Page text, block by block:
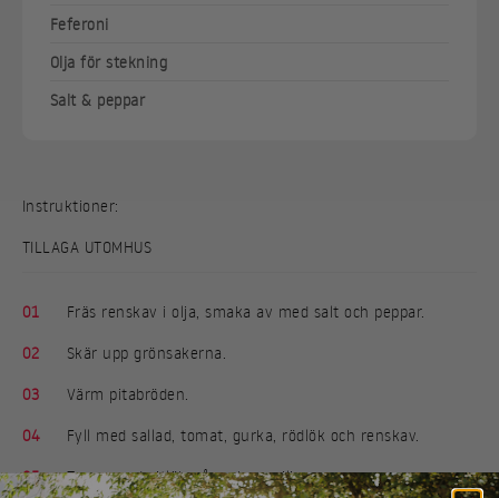
Feferoni
Olja för stekning
Salt & peppar
Instruktioner:
TILLAGA UTOMHUS
01 Fräs renskav i olja, smaka av med salt och peppar.
02 Skär upp grönsakerna.
03 Värm pitabröden.
04 Fyll med sallad, tomat, gurka, rödlök och renskav.
05 Toppa med vitlökssås och persilja.